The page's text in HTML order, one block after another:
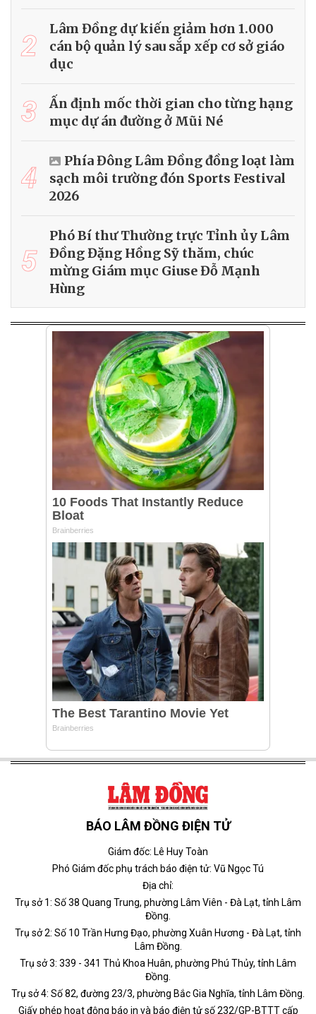
2
Lâm Đồng dự kiến giảm hơn 1.000
cán bộ quản lý sau sắp xếp cơ sở giáo
dục
3
Ấn định mốc thời gian cho từng hạng
mục dự án đường ở Mũi Né
4
Phía Đông Lâm Đồng đồng loạt làm
sạch môi trường đón Sports Festival
2026
5
Phó Bí thư Thường trực Tỉnh ủy Lâm
Đồng Đặng Hồng Sỹ thăm, chúc
mừng Giám mục Giuse Đỗ Mạnh
Hùng
BÁO LÂM ĐỒNG ĐIỆN TỬ
Giám đốc: Lê Huy Toàn
Phó Giám đốc phụ trách báo điện tử: Vũ Ngọc Tú
Địa chỉ:
Trụ sở 1: Số 38 Quang Trung, phường Lâm Viên - Đà Lạt, tỉnh Lâm
Đồng.
Trụ sở 2: Số 10 Trần Hưng Đạo, phường Xuân Hương - Đà Lạt, tỉnh
Lâm Đồng.
Trụ sở 3: 339 - 341 Thủ Khoa Huân, phường Phú Thủy, tỉnh Lâm
Đồng.
Trụ sở 4: Số 82, đường 23/3, phường Bắc Gia Nghĩa, tỉnh Lâm Đồng.
Giấy phép hoạt động báo in và báo điện tử số 232/GP-BTTT cấp